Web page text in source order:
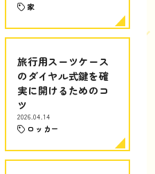
家
旅行用スーツケース
のダイヤル式鍵を確
実に開けるためのコ
ツ
2026.04.14
ロッカー